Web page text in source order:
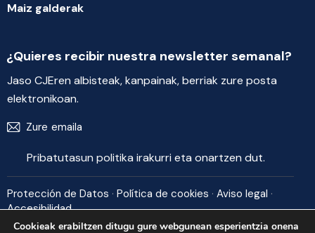
Maiz galderak
¿Quieres recibir nuestra newsletter semanal?
Jaso CJEren albisteak, kanpainak, berriak zure posta
elektronikoan.
Pribatutasun politika irakurri eta onartzen dut.
Protección de Datos · Política de cookies · Aviso legal ·
Accesibilidad
Cookieak erabiltzen ditugu gure webgunean esperientzia onena